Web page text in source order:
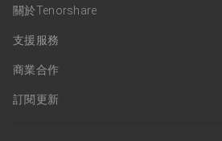
關於Tenorshare
支援服務
商業合作
訂閱更新